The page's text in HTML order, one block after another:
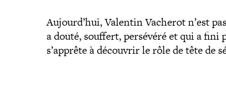
Aujourd’hui, Valentin Vacherot n’est
a douté, souffert, persévéré et qui a fini
s’apprête à découvrir le rôle de tête de